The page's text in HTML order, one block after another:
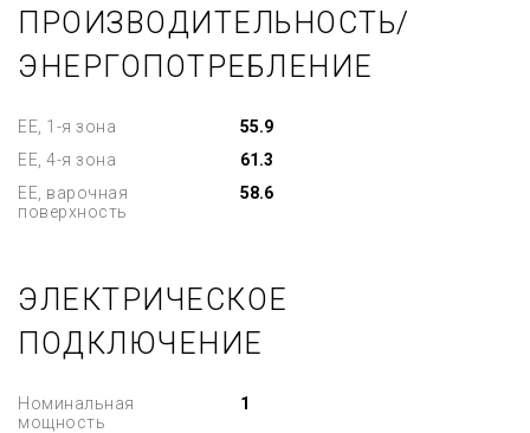
ПРОИЗВОДИТЕЛЬНОСТЬ/
ЭНЕРГОПОТРЕБЛЕНИЕ
EE, 1-я зона
55.9
EE, 4-я зона
61.3
EE, варочная
поверхность
58.6
ЭЛЕКТРИЧЕСКОЕ
ПОДКЛЮЧЕНИЕ
Номинальная
мощность
1